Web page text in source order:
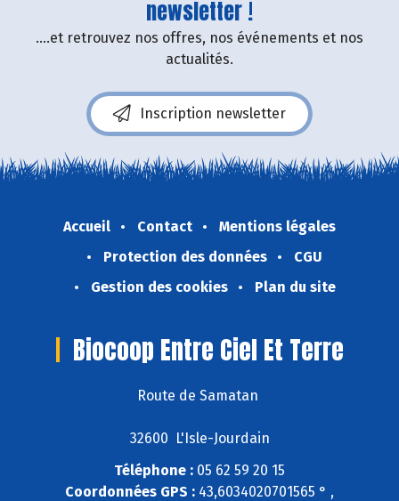
newsletter !
....et retrouvez nos offres, nos événements et nos
actualités.
Inscription newsletter
Accueil Contact
Mentions légales
Protection des données
CGU
Gestion des cookies
Plan du site
Biocoop Entre Ciel Et Terre
Route de Samatan
32600 L'Isle-Jourdain
Téléphone : 05 62 59 20 15
Coordonnées GPS : 43,6034020701565 ° ,